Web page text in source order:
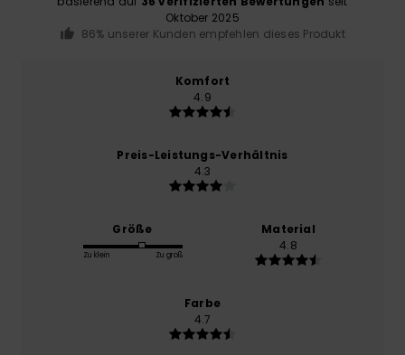
Oktober 2025
86% unserer Kunden empfehlen dieses Produkt
Komfort
4.9
Preis-Leistungs-Verhältnis
4.3
Größe
Zu klein Zu groß
Material
4.8
Farbe
4.7